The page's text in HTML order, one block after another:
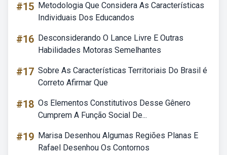
#15 Metodologia Que Considera As Características
Individuais Dos Educandos
#16 Desconsiderando O Lance Livre E Outras
Habilidades Motoras Semelhantes
#17 Sobre As Características Territoriais Do Brasil é
Correto Afirmar Que
#18 Os Elementos Constitutivos Desse Gênero
Cumprem A Função Social De...
#19 Marisa Desenhou Algumas Regiões Planas E
Rafael Desenhou Os Contornos